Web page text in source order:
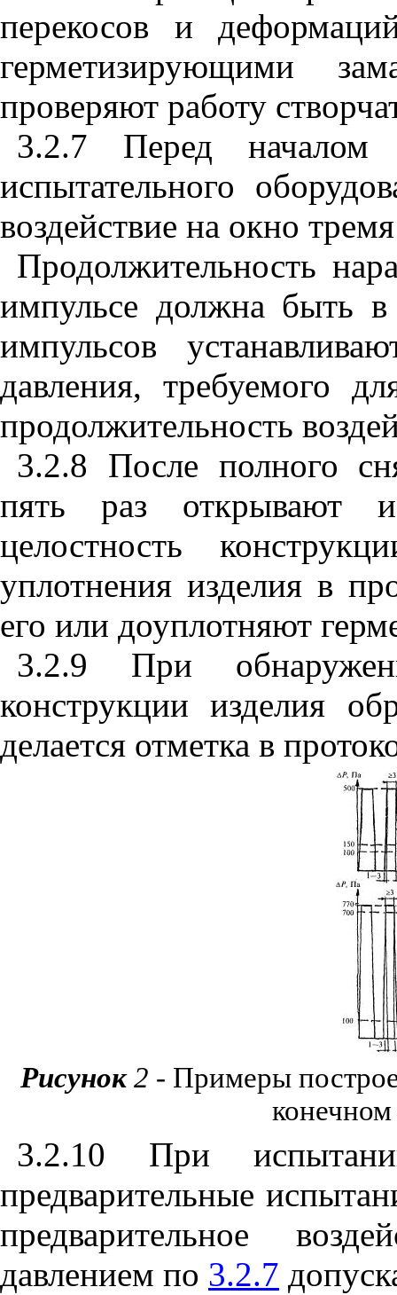
перекосов и
герметизирующими
проверяют работу
3.2.7 Перед началом
испытательного
воздействие на окно
Продолжительность
импульсе должна быть в
импульсов
давления, требуемого
продолжительность
3.2.8 После полного
пять раз открывают
целостность
уплотнения изделия в
его или доуплотняют
3.2.9 При
конструкции изделия
делается отметка в
Рисунок2 - Примеры
3.2.10 При
предварительные
предварительное
давлением по 3.2.7